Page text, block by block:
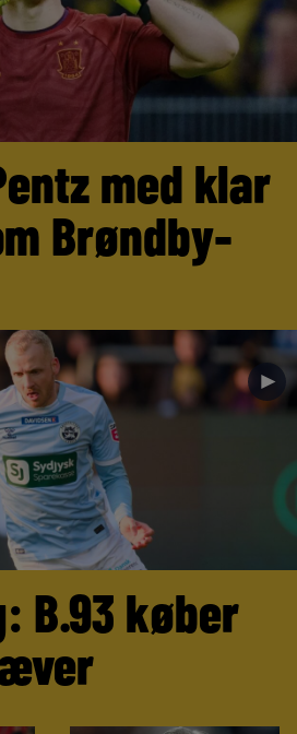
med klar
Brøndby-
►
B.93 køber